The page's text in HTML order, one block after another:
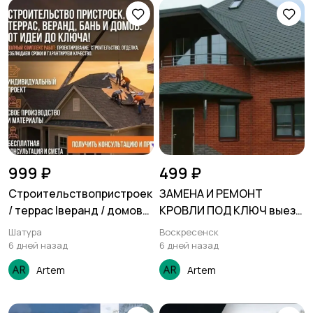
999 ₽
Строительствопристроек
/ террас Iверанд / домов
выезд по всей
Московской области
Шатура
6 дней назад
Artem
499 ₽
ЗАМЕНА И РЕМОНТ
КРОВЛИ ПОД КЛЮЧ выезд
по всей Московской
области
Воскресенск
6 дней назад
Artem